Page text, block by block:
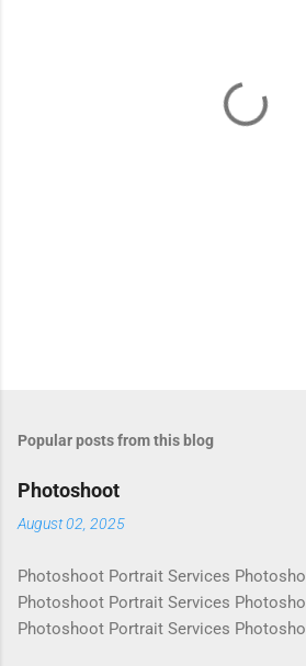
Popular posts from this blog
Photoshoot
August 02, 2025
Photoshoot Portrait Services
Photoshoot Portrait Services
Photoshoot Portrait Services